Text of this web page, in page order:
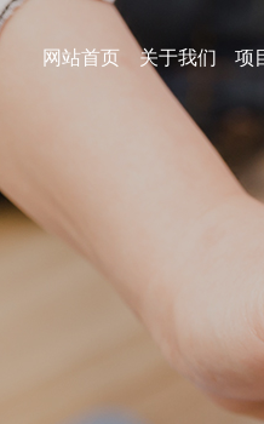
网站首页 关于我们 项